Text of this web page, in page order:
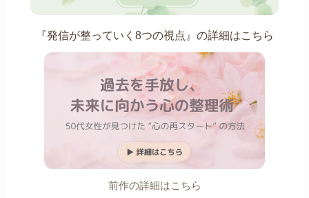
『発信が整っていく8つの視点』の詳細はこちら
前作の詳細はこちら